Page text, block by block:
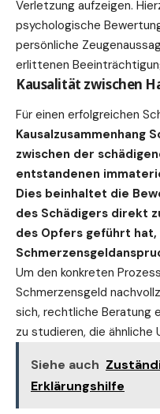
Verletzung aufzeigen.
psychologische
persönliche
erlittenen
Kausalität zwischen
Für einen erfolgreichen
Kausalzusammenhang
zwischen der
entstandenen
Dies beinhaltet die
des Schädigers direkt
des Opfers geführt
Um den konkreten
Schmerzensgeld
sich, rechtliche Beratung
zu studieren, die ähnliche
Siehe auch
Erklärungshilfe